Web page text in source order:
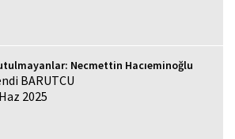
Necmettin Hacıeminoğlu
BARUTCU
2025